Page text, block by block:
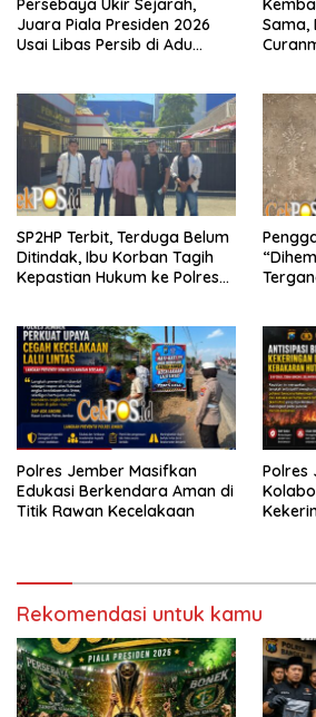
Juara Piala Presiden 2026
Usai Libas Persib di Adu
Sama,
SP2HP Terbit, Terduga Belum
Ditindak, Ibu Korban Tagih
Kepastian Hukum ke Polres
Polres Jember Masifkan
Edukasi Berkendara Aman di
Titik Rawan Kecelakaan
Polres
Rekomendasi untuk kamu